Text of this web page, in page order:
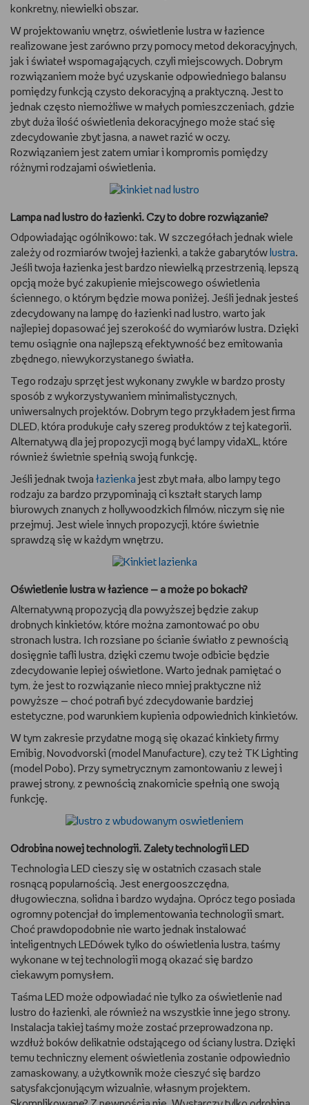
konkretny, niewielki obszar.
W projektowaniu wnętrz, oświetlenie lustra w łazience
realizowane jest zarówno przy pomocy metod dekoracyjnych,
jak i świateł wspomagających, czyli miejscowych. Dobrym
rozwiązaniem może być uzyskanie odpowiedniego balansu
pomiędzy funkcją czysto dekoracyjną a praktyczną. Jest to
jednak często niemożliwe w małych pomieszczeniach, gdzie
zbyt duża ilość oświetlenia dekoracyjnego może stać się
zdecydowanie zbyt jasna, a nawet razić w oczy.
Rozwiązaniem jest zatem umiar i kompromis pomiędzy
różnymi rodzajami oświetlenia.
Lampa nad lustro do łazienki. Czy to dobre rozwiązanie?
Odpowiadając ogólnikowo: tak. W szczegółach jednak wiele
zależy od rozmiarów twojej łazienki, a także gabarytów lustra.
Jeśli twoja łazienka jest bardzo niewielką przestrzenią, lepszą
opcją może być zakupienie miejscowego oświetlenia
ściennego, o którym będzie mowa poniżej. Jeśli jednak jesteś
zdecydowany na lampę do łazienki nad lustro, warto jak
najlepiej dopasować jej szerokość do wymiarów lustra. Dzięki
temu osiągnie ona najlepszą efektywność bez emitowania
zbędnego, niewykorzystanego światła.
Tego rodzaju sprzęt jest wykonany zwykle w bardzo prosty
sposób z wykorzystywaniem minimalistycznych,
uniwersalnych projektów. Dobrym tego przykładem jest firma
DLED, która produkuje cały szereg produktów z tej kategorii.
Alternatywą dla jej propozycji mogą być lampy vidaXL, które
również świetnie spełnią swoją funkcję.
Jeśli jednak twoja łazienka jest zbyt mała, albo lampy tego
rodzaju za bardzo przypominają ci kształt starych lamp
biurowych znanych z hollywoodzkich filmów, niczym się nie
przejmuj. Jest wiele innych propozycji, które świetnie
sprawdzą się w każdym wnętrzu.
Oświetlenie lustra w łazience — a może po bokach?
Alternatywną propozycją dla powyższej będzie zakup
drobnych kinkietów, które można zamontować po obu
stronach lustra. Ich rozsiane po ścianie światło z pewnością
dosięgnie tafli lustra, dzięki czemu twoje odbicie będzie
zdecydowanie lepiej oświetlone. Warto jednak pamiętać o
tym, że jest to rozwiązanie nieco mniej praktyczne niż
powyższe — choć potrafi być zdecydowanie bardziej
estetyczne, pod warunkiem kupienia odpowiednich kinkietów.
W tym zakresie przydatne mogą się okazać kinkiety firmy
Emibig, Novodvorski (model Manufacture), czy też TK Lighting
(model Pobo). Przy symetrycznym zamontowaniu z lewej i
prawej strony, z pewnością znakomicie spełnią one swoją
funkcję.
Odrobina nowej technologii. Zalety technologii LED
Technologia LED cieszy się w ostatnich czasach stale
rosnącą popularnością. Jest energooszczędna,
długowieczna, solidna i bardzo wydajna. Oprócz tego posiada
ogromny potencjał do implementowania technologii smart.
Choć prawdopodobnie nie warto jednak instalować
inteligentnych LEDówek tylko do oświetlenia lustra, taśmy
wykonane w tej technologii mogą okazać się bardzo
ciekawym pomysłem.
Taśma LED może odpowiadać nie tylko za oświetlenie nad
lustro do łazienki, ale również na wszystkie inne jego strony.
Instalacja takiej taśmy może zostać przeprowadzona np.
wzdłuż boków delikatnie odstającego od ściany lustra. Dzięki
temu techniczny element oświetlenia zostanie odpowiednio
zamaskowany, a użytkownik może cieszyć się bardzo
satysfakcjonującym wizualnie, własnym projektem.